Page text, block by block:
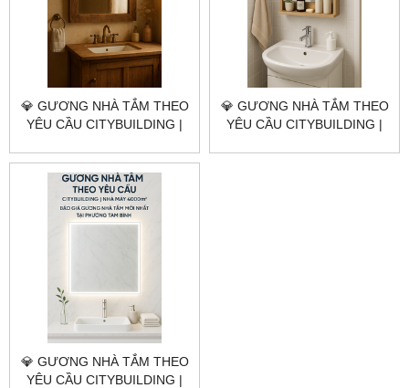
💎 GƯƠNG NHÀ TẮM THEO
YÊU CẦU CITYBUILDING |
GIÁ GƯƠNG NHÀ TẮM
PHƯỜNG BÌNH TÂY
TP.HCM
💎 GƯƠNG NHÀ TẮM THEO
YÊU CẦU CITYBUILDING |
💎 GƯƠNG NHÀ TẮM THEO
YÊU CẦU CITYBUILDING |